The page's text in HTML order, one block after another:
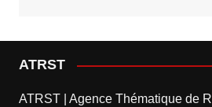
ATRST
ATRST | Agence Thématique de